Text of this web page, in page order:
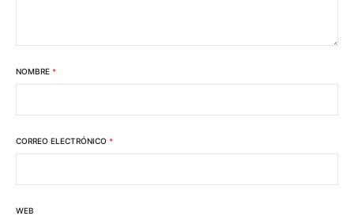
NOMBRE *
CORREO ELECTRÓNICO *
WEB